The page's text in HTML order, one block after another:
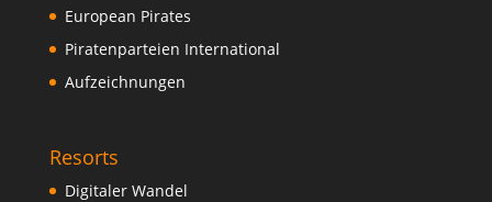
European Pirates
Piratenparteien International
Aufzeichnungen
Resorts
Digitaler Wandel